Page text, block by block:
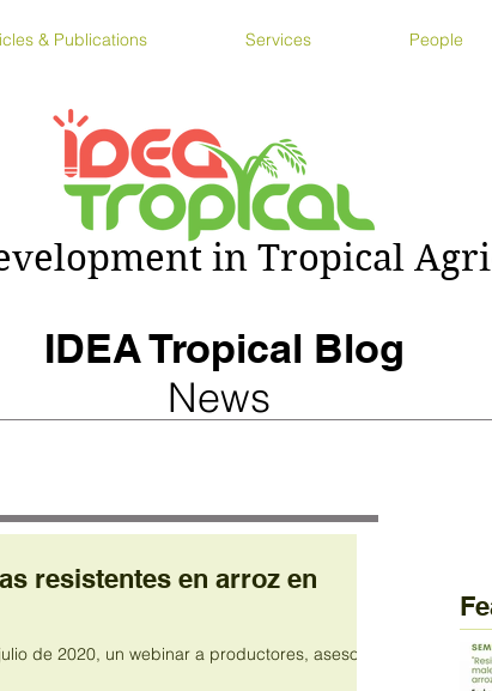
& Publications Services People
in Tropical
IDEA Tropical Blog
News
resistentes en arroz en
de 2020, un webinar a productores, asesores